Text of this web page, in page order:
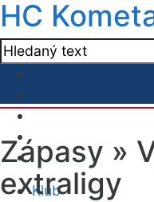
HC
Klub
Zápasy »
extraligy